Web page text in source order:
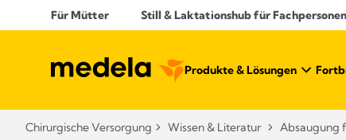
Für Mütter Still & Laktationshub für Fachpersonen
Produkte & Lösungen​
Chirurgische Versorgung Wissen & Literatur​ Absaugung